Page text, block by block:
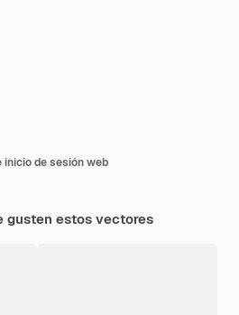
de sesión web
gusten estos vectores